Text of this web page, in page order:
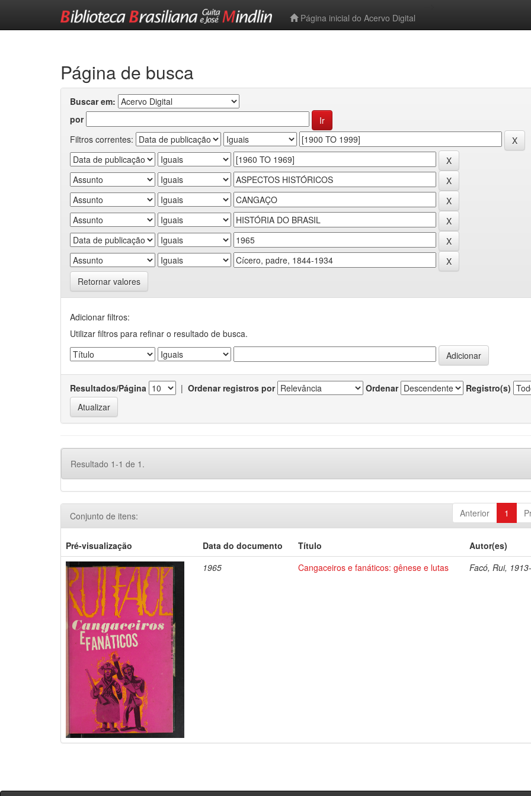
Página inicial do Acervo Digital
Página de busca
Buscar em:
por
Filtros correntes:
Retornar valores
Adicionar filtros:
Utilizar filtros para refinar o resultado de busca.
Resultados/Página | Ordenar registros por Ordenar Registro(s)
Resultado 1-1 de 1.
Anterior 1
Conjunto de itens:
Pré-visualização Data do documento Título
Autor(es)
1965
Cangaceiros e fanáticos: gênese e lutas Facó, Rui,